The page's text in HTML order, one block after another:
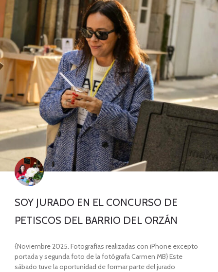
SOY JURADO EN EL CONCURSO DE
PETISCOS DEL BARRIO DEL ORZÁN
{Noviembre 2025. Fotografías realizadas con iPhone excepto
portada y segunda foto de la fotógrafa Carmen MB} Este
sábado tuve la oportunidad de formar parte del jurado